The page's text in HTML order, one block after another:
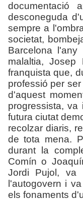
documentació
desconeguda
sempre a
societat,
Barcelona
malaltia,
franquista que,
professió per
d'aquest
progressista,
futura ciutat
recolzar diaris,
de tota mena.
durant la
Comín o
Jordi Pujol, va
l'autogovern i
els fonaments